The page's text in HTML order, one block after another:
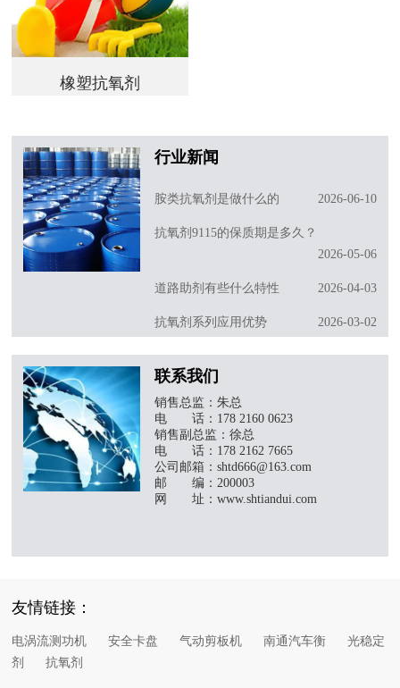
橡塑抗氧剂
行业新闻
胺类抗氧剂是做什么的 2026-06-10
抗氧剂9115的保质期是多久？
2026-05-06
道路助剂有些什么特性 2026-04-03
抗氧剂系列应用优势 2026-03-02
抗车辙剂的特点介绍 2026-02-24
了解更多 >
联系我们
销售总监：朱总
电 话：178 2160 0623
销售副总监：徐总
电 话：178 2162 7665
公司邮箱：shtd666@163.com
邮 编：200003
网 址：www.shtiandui.com
友情链接：
电涡流测功机 安全卡盘 气动剪板机 南通汽车衡
光稳定
剂
抗氧剂